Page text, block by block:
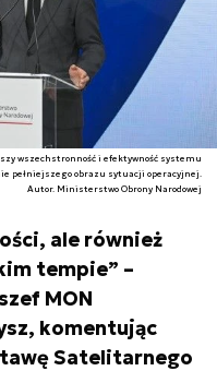
wszechstronność i efektywność systemu
pełniejszego obrazu sytuacji operacyjnej.
Autor. Ministerstwo Obrony Narodowej
ale również
tempie” –
MON
komentując
Satelitarnego